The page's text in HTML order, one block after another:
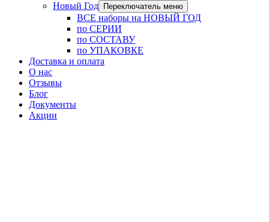
Новый Год
Переключатель меню
ВСЕ наборы на НОВЫЙ ГОД
по СЕРИИ
по СОСТАВУ
по УПАКОВКЕ
Доставка и оплата
О нас
Отзывы
Блог
Документы
Акции